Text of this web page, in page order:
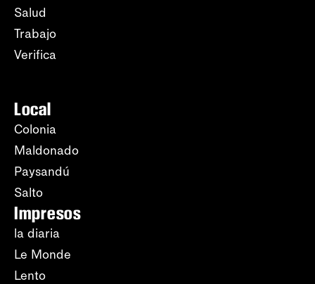
Salud
Trabajo
Verifica
Local
Colonia
Maldonado
Paysandú
Salto
Impresos
la diaria
Le Monde
Lento